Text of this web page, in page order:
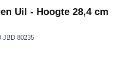
Uil - Hoogte 28,4 cm
JBD-80235